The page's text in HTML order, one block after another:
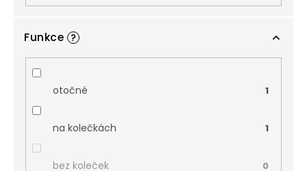
Funkce ?
otočné 1
na kolečkách 1
bez koleček 0